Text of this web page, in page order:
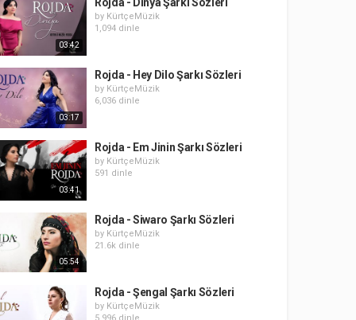
03:42
Rojda - Dinya Şarkı Sözleri
by KürtçeMüzik
1,094 dinle
03:17
Rojda - Hey Dilo Şarkı Sözleri
by KürtçeMüzik
6,036 dinle
03:41
Rojda - Em Jinin Şarkı Sözleri
by KürtçeMüzik
591 dinle
05:54
Rojda - Siwaro Şarkı Sözleri
by KürtçeMüzik
21.6k dinle
Rojda - Şengal Şarkı Sözleri
by KürtçeMüzik
5,996 dinle